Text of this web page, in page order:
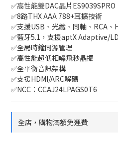
✅高性能雙DAC晶片ES9039SPRO
✅8路THX AAA 788+耳擴技術
✅支援USB、光纖、同軸、RCA、
✅藍牙5.1，支援aptX Adaptive/
✅全局時鐘同源管理
✅高性能超低相噪飛秒晶振
✅全平衡音訊架構
✅支援HDMI/ARC解碼
✅NCC：CCAJ24LPAGS0T6
全店，購物滿額免運費